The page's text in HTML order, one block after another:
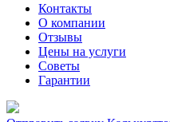
Контакты
О компании
Отзывы
Цены на услуги
Советы
Гарантии